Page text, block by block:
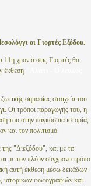
οι Γιορτές Εξόδου.
11η χρονιά στις Γιορτές θα
έκθεση
σημασίας στοιχεία του
Οι τρόποι παραγωγής του, η
του στην παγκόσμια ιστορία,
και τον πoλιτισμό.
"Διεξόδου", και με τα
με τον πλέον σύγχρονο τρόπο
αυτή έκθεση μέσω δεκάδων
ιστορικών φωτογραφιών και